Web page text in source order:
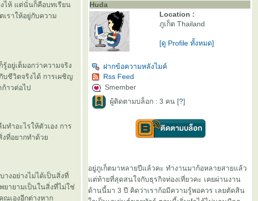
ไห้ แต่นั่นก็คือบทเรียน
ราให้อยู่กับความ
อยู่เต็มอกว่าความจริง
ชีวิตจริงได้ การเผชิญ
าวต่อไป
ำอะไรให้ตัวเอง การ
งที่อยากทำด้ว
างอย่างไม่ได้เป็นสิ่งที่
ยายามเป็นในสิ่งที่ไม่ใช่
ณเองอีกต่างหาก
Huda
Location :
ภูเก็ต Thailand
[ดู Profile ทั้งหมด]
ฝากข้อความหลังไมค์
Rss Feed
Smember
ผู้ติดตามบล็อก : 3 คน [?]
อยู่ภูเก็ตมาหลายปีแล้วคะ ทำงานมาก้อหลายสายแล้ว
ต่ท้ายที่สุดสนใจกับธุรกิจท่องเที่ยวคะ เคยผ่านงาน
ด้านนี้มา 3 ปี คิดว่าเราก้อมีความรู้พอควร เลยตัดสิน